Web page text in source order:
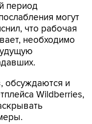
период
могут
что рабочая
необходимо
обсуждаются и
Wildberries,